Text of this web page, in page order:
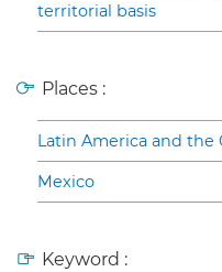
territorial basis
Places :
Latin America and the
Mexico
Keyword :